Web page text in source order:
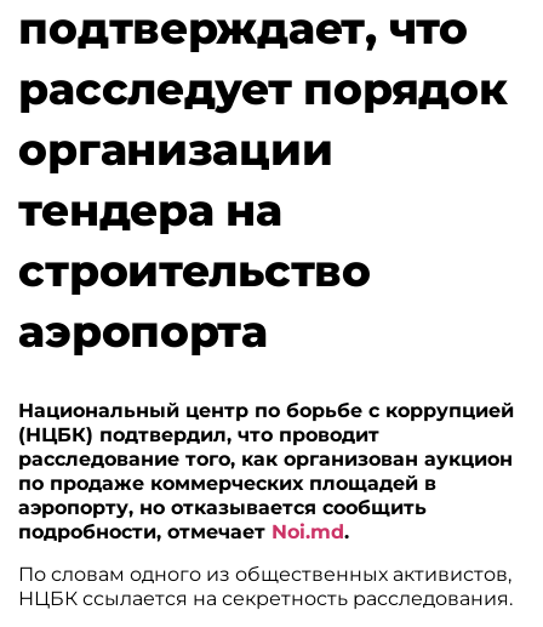
подтверждает, что
расследует порядок
организации
тендера на
строительство
аэропорта
Национальный центр по борьбе с коррупцией
(НЦБК) подтвердил, что проводит
расследование того, как организован аукцион
по продаже коммерческих площадей в
аэропорту, но отказывается сообщить
подробности, отмечает Noi.md.
По словам одного из общественных активистов,
НЦБК ссылается на секретность расследования.